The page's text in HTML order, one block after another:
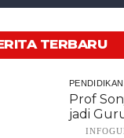
TERBARU
PENDIDIKAN
Prof
jadi